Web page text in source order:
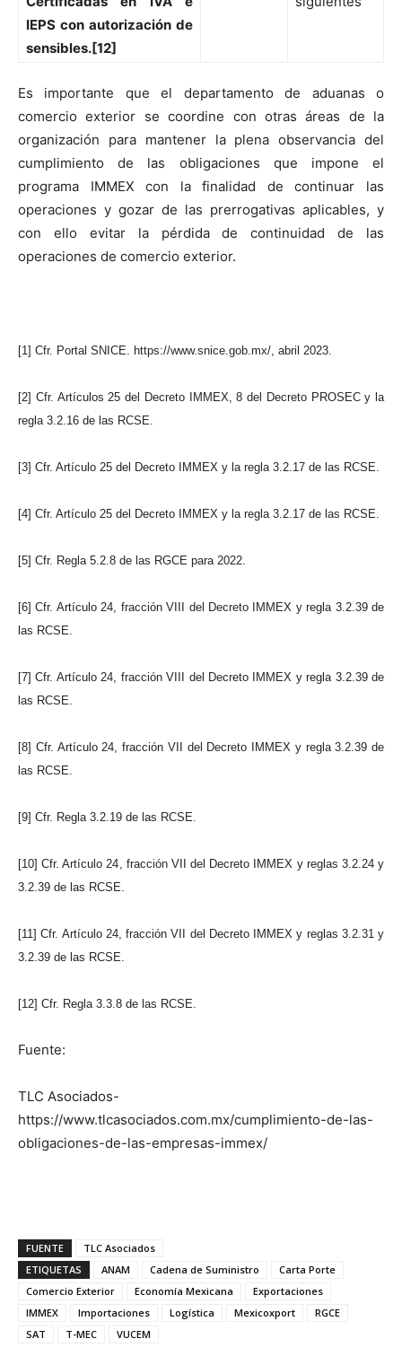
IEPS con autorización de
sensibles.[12]
Es importante que el departamento de aduanas o
comercio exterior se coordine con otras áreas de la
organización para mantener la plena observancia del
cumplimiento de las obligaciones que impone el
programa IMMEX con la finalidad de continuar las
operaciones y gozar de las prerrogativas aplicables, y
con ello evitar la pérdida de continuidad de las
operaciones de comercio exterior.
[1] Cfr. Portal SNICE. https://www.snice.gob.mx/, abril 2023.
[2] Cfr. Artículos 25 del Decreto IMMEX, 8 del Decreto PROSEC y la
regla 3.2.16 de las RCSE.
[3] Cfr. Artículo 25 del Decreto IMMEX y la regla 3.2.17 de las RCSE.
[4] Cfr. Artículo 25 del Decreto IMMEX y la regla 3.2.17 de las RCSE.
[5] Cfr. Regla 5.2.8 de las RGCE para 2022.
[6] Cfr. Artículo 24, fracción VIII del Decreto IMMEX y regla 3.2.39 de
las RCSE.
[7] Cfr. Artículo 24, fracción VIII del Decreto IMMEX y regla 3.2.39 de
las RCSE.
[8] Cfr. Artículo 24, fracción VII del Decreto IMMEX y regla 3.2.39 de
las RCSE.
[9] Cfr. Regla 3.2.19 de las RCSE.
[10] Cfr. Artículo 24, fracción VII del Decreto IMMEX y reglas 3.2.24 y
3.2.39 de las RCSE.
[11] Cfr. Artículo 24, fracción VII del Decreto IMMEX y reglas 3.2.31 y
3.2.39 de las RCSE.
[12] Cfr. Regla 3.3.8 de las RCSE.
Fuente:
TLC Asociados-
https://www.tlcasociados.com.mx/cumplimiento-de-las-
obligaciones-de-las-empresas-immex/
FUENTE
TLC Asociados
ETIQUETAS
ANAM Cadena de Suministro
Carta Porte
Comercio Exterior
Economía Mexicana
Exportaciones
IMMEX
Importaciones Logística Mexicoxport
RGCE
SAT
T-MEC VUCEM